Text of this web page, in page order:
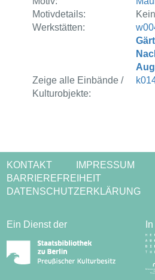
Motivdetails:
Werkstätten:
Zeige alle Einbände /
Kulturobjekte:
KONTAKT
IMPRESSUM
BARRIEREFREIHEIT
DATENSCHUTZERKLÄRUNG
Ein Dienst der